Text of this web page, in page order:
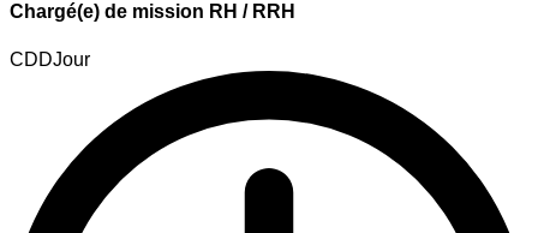
Chargé(e) de mission RH / RRH
CDDJour